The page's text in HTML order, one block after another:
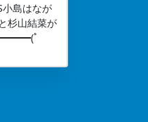
小島はなが
杉山結菜が
━━━━(ﾟ